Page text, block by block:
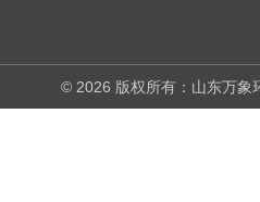
© 2026 版权所有：山东万